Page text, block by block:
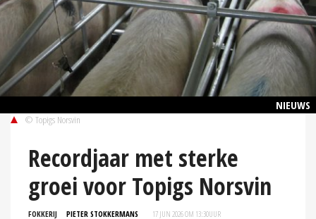
NIEUWS
© Topigs Norsvin
Recordjaar met sterke
groei voor Topigs Norsvin
FOKKERIJ PIETER STOKKERMANS 17 JUN 2026 OM 13:30UUR